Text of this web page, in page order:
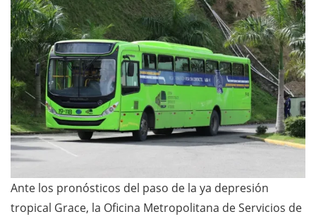
Ante los pronósticos del paso de la ya depresión
tropical Grace, la Oficina Metropolitana de Servicios de